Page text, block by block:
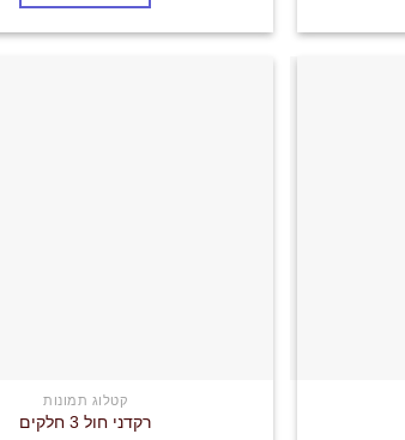
קטלוג תמונות
רקדני חול 3 חלקים